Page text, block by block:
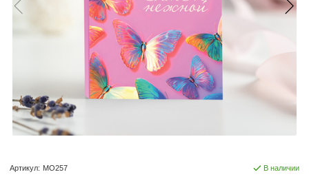
Артикул: МО257 В наличии